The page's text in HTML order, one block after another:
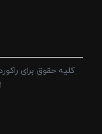
کلیه حقوق برای